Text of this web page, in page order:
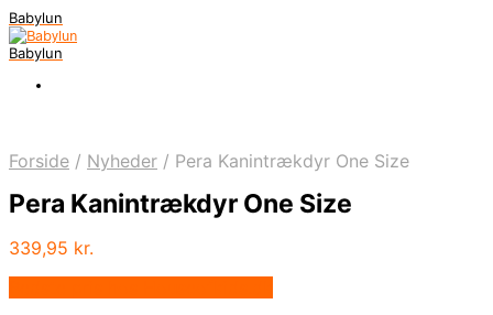
Babylun
Babylun
Forside / Nyheder / Pera Kanintrækdyr One Size
Pera Kanintrækdyr One Size
339,95 kr.